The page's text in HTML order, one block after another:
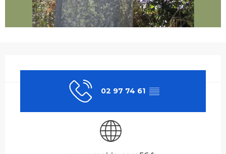
02 97 74 61 ▒▒